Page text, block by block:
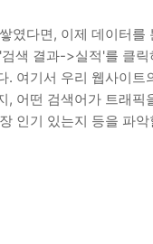
였다면, 이제 데이터를
색 결과->실적'를 클릭
. 여기서 우리 웹사이트
, 어떤 검색어가 트래픽
인기 있는지 등을 파